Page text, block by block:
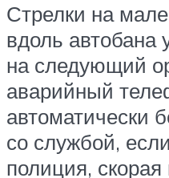
Стрелки на
вдоль автобана
на следующий
аварийный
автоматически
со службой,
полиция,